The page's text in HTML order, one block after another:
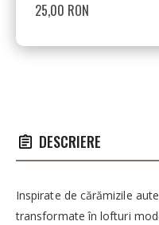
25,00 RON
DESCRIERE
Inspirate de cărămizile
transformate în lofturi